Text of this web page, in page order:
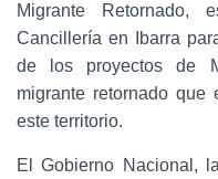
Migrante
Cancillería en Ibarra
de los proyectos de
migrante retornado que
este territorio.
El Gobierno Nacional,